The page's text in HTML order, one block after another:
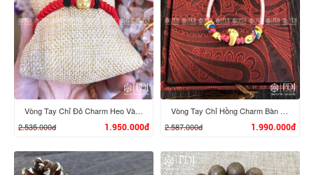
XEM CHI TIẾT XEM CHI TIẾT
Vòng Tay Chỉ Đỏ Charm Heo Vàng 24K
2.535.000đ
1.950.000đ
Vòng Tay Chỉ Hồng Charm Bàn Chân Phật, Nén Vàng 24K
2.587.000đ
1.990.000đ